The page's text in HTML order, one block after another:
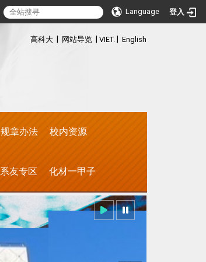
Language 登入
高科大 网站导览 VIET. English
规章办法 校内资源
系友专区 化材一甲子